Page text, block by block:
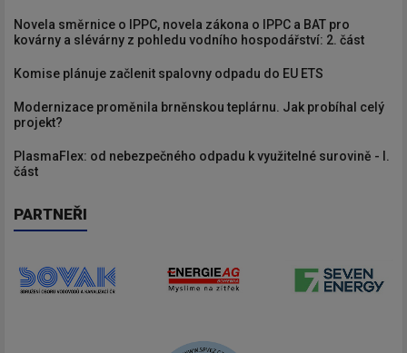
Novela směrnice o IPPC, novela zákona o IPPC a BAT pro
kovárny a slévárny z pohledu vodního hospodářství: 2. část
Komise plánuje začlenit spalovny odpadu do EU ETS
Modernizace proměnila brněnskou teplárnu. Jak probíhal celý
projekt?
PlasmaFlex: od nebezpečného odpadu k využitelné surovině - I.
část
PARTNEŘI